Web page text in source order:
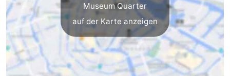
Museum Quarter
auf der Karte anzeigen